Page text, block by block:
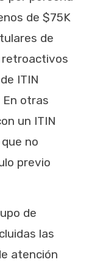
de $75K
de
retroactivos
ITIN
En otras
un ITIN
no
previo
de
las
atención